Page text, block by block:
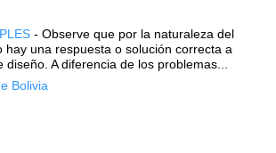
- Observe que por la naturaleza del
hay una respuesta o solución correcta a
A diferencia de los problemas...
Bolivia